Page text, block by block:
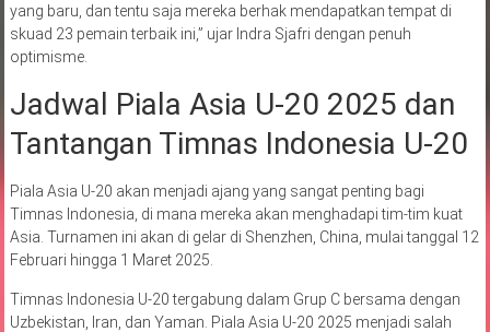
yang baru, dan tentu saja mereka berhak mendapatkan tempat di
skuad 23 pemain terbaik ini,” ujar Indra Sjafri dengan penuh
optimisme.
Jadwal Piala Asia U-20 2025 dan
Tantangan Timnas Indonesia U-20
Piala Asia U-20 akan menjadi ajang yang sangat penting bagi
Timnas Indonesia, di mana mereka akan menghadapi tim-tim kuat
Asia. Turnamen ini akan di gelar di Shenzhen, China, mulai tanggal 12
Februari hingga 1 Maret 2025.
Timnas Indonesia U-20 tergabung dalam Grup C bersama dengan
Uzbekistan, Iran, dan Yaman. Piala Asia U-20 2025 menjadi salah